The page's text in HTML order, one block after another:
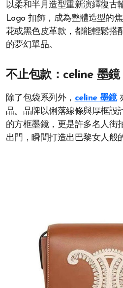
以柔和半月造型重新演繹復古
Logo 扣飾，成為整體造型的
花或黑色皮革款，都能輕鬆搭
的夢幻單品。
不止包款：celine 墨
除了包袋系列外， celine 墨鏡
品。品牌以俐落線條與厚框設
的方框墨鏡，更是許多名人街
出門，瞬間打造出巴黎女人般